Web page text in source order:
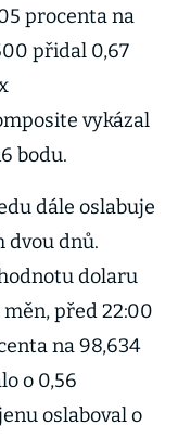
procenta na
přidal 0,67
vykázal
bodu.
dále oslabuje
dvou dnů.
dolaru
před 22:00
na 98,634
o 0,56
oslaboval o